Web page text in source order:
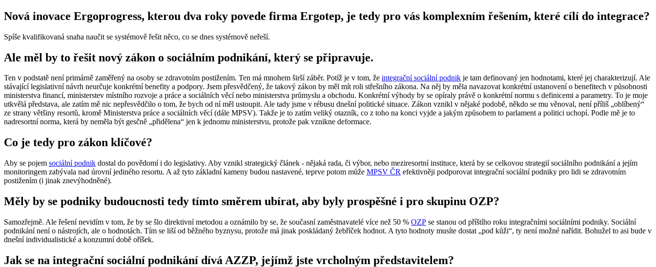
Nová inovace Ergoprogress, kterou dva roky povede firma Ergotep, je tedy pro vás komplexním řešením, které cílí do integrace?
Spíše kvalifikovaná snaha naučit se systémově řešit něco, co se dnes systémově neřeší.
Ale měl by to řešit nový zákon o sociálním podnikání, který se připravuje.
Ten v podstatě není primárně zaměřený na osoby se zdravotním postižením. Ten má mnohem širší záběr. Potíž je v tom, že integrační sociální podnik je tam definovaný jen hodnotami, které jej charakterizují. Ale
stávající legislativní návrh neurčuje konkrétní benefity a podpory. Jsem přesvědčený, že takový zákon by měl mít roli střešního zákona. Na něj by měla navazovat konkrétní ustanovení o benefitech v působnosti
ministerstva financí, ministerstev místního rozvoje a práce a sociálních věcí nebo ministerstva průmyslu a obchodu. Konkrétní výhody by se opíraly právě o konkrétní normu s definicemi a parametry. To je moje
utkvělá představa, ale zatím mě nic nepřesvědčilo o tom, že bych od ní měl ustoupit. Ale tady jsme v rébusu dnešní politické situace. Zákon vznikl v nějaké podobě, někdo se mu věnoval, není příliš „oblíbený“
ze strany většiny resortů, kromě Ministerstva práce a sociálních věcí (dále MPSV). Takže je to zatím veliký otazník, co z toho na konci vyjde a jakým způsobem to parlament a politici uchopí. Podle mě je to
nadresortní norma, která by neměla být gesčně „přidělena“ jen k jednomu ministerstvu, protože pak vznikne deformace.
Co je tedy pro zákon klíčové?
Aby se pojem sociální podnik dostal do povědomí i do legislativy. Aby vznikl strategický článek - nějaká rada, či výbor, nebo meziresortní instituce, která by se celkovou strategií sociálního podnikání a jejím
monitoringem zabývala nad úrovní jediného resortu. A až tyto základní kameny budou nastavené, teprve potom může MPSV ČR efektivněji podporovat integrační sociální podniky pro lidi se zdravotním
postižením (i jinak znevýhodněné).
Měly by se podniky budoucnosti tedy tímto směrem ubírat, aby byly prospěšné i pro skupinu OZP?
Samozřejmě. Ale řešení nevidím v tom, že by se šlo direktivní metodou a oznámilo by se, že současní zaměstnavatelé více než 50 % OZP se stanou od příštího roku integračními sociálními podniky. Sociální
podnikání není o nástrojích, ale o hodnotách. Tím se liší od běžného byznysu, protože má jinak poskládaný žebříček hodnot. A tyto hodnoty musíte dostat „pod kůži“, ty není možné nařídit. Bohužel to asi bude v
dnešní individualistické a konzumní době oříšek.
Jak se na integrační sociální podnikání dívá AZZP, jejímž jste vrcholným představitelem?